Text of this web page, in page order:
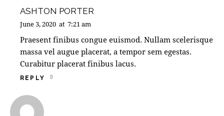
ASHTON PORTER
June 3, 2020 at 7:21 am
Praesent finibus congue euismod. Nullam scelerisque
massa vel augue placerat, a tempor sem egestas.
Curabitur placerat finibus lacus.
REPLY